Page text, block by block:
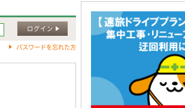
ログイン
パスワードを忘れた方